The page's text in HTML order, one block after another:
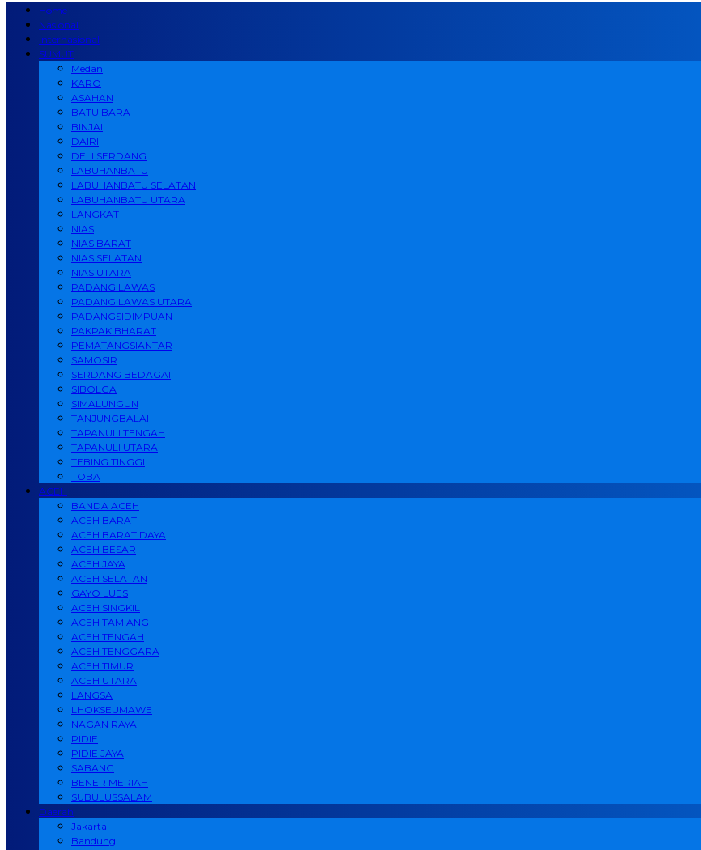
Home
Nasional
Internasional
SUMUT
Medan
KARO
ASAHAN
BATU BARA
BINJAI
DAIRI
DELI SERDANG
LABUHANBATU
LABUHANBATU SELATAN
LABUHANBATU UTARA
LANGKAT
NIAS
NIAS BARAT
NIAS SELATAN
NIAS UTARA
PADANG LAWAS
PADANG LAWAS UTARA
PADANGSIDIMPUAN
PAKPAK BHARAT
PEMATANGSIANTAR
SAMOSIR
SERDANG BEDAGAI
SIBOLGA
SIMALUNGUN
TANJUNGBALAI
TAPANULI TENGAH
TAPANULI UTARA
TEBING TINGGI
TOBA
ACEH
BANDA ACEH
ACEH BARAT
ACEH BARAT DAYA
ACEH BESAR
ACEH JAYA
ACEH SELATAN
GAYO LUES
ACEH SINGKIL
ACEH TAMIANG
ACEH TENGAH
ACEH TENGGARA
ACEH TIMUR
ACEH UTARA
LANGSA
LHOKSEUMAWE
NAGAN RAYA
PIDIE
PIDIE JAYA
SABANG
BENER MERIAH
SUBULUSSALAM
Daerah
Jakarta
Bandung